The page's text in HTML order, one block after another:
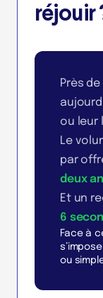
réjouir
Près de
ou leur
Le
par
deux
Et un
6
Face à
ou